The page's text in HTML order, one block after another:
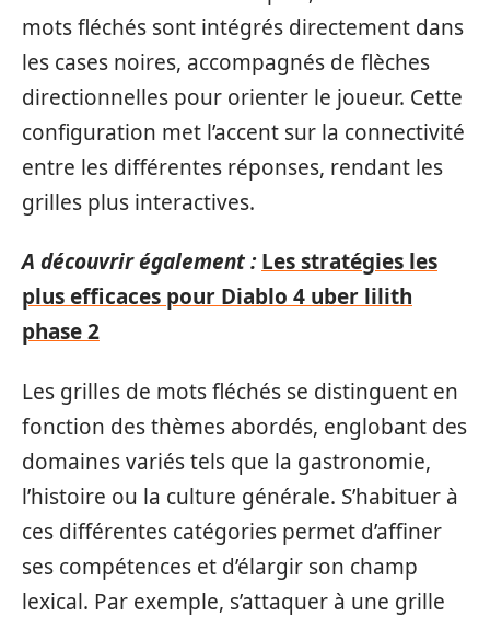
mots fléchés sont intégrés directement dans
les cases noires, accompagnés de flèches
directionnelles pour orienter le joueur. Cette
configuration met l’accent sur la connectivité
entre les différentes réponses, rendant les
grilles plus interactives.
A découvrir également : Les stratégies les
plus efficaces pour Diablo 4 uber lilith
phase 2
Les grilles de mots fléchés se distinguent en
fonction des thèmes abordés, englobant des
domaines variés tels que la gastronomie,
l’histoire ou la culture générale. S’habituer à
ces différentes catégories permet d’affiner
ses compétences et d’élargir son champ
lexical. Par exemple, s’attaquer à une grille